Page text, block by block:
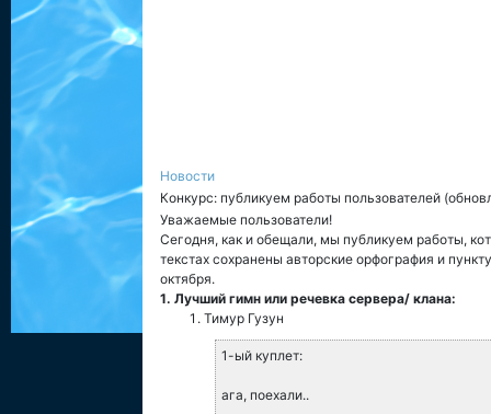
Новости
Конкурс: публикуем работы пользователей
Уважаемые пользователи!
Сегодня, как и обещали, мы публикуем работы,
текстах сохранены авторские орфография и
октября.
1. Лучший гимн или речевка сервера/ клана:
Тимур Гузун
1-ый куплет:
ага, поехали..